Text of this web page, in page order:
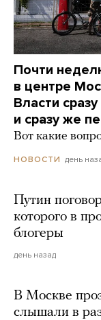
Почти
в центре
Власти
и сразу же
Вот какие
НОВОСТИ день
Путин
которого в
блогеры
день назад
В Москве
слышали в